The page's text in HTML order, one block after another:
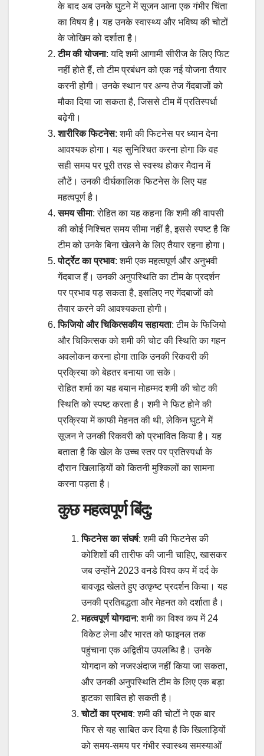
के बाद अब उनके घुटने में सूजन आना एक गंभीर चिंता
का विषय है। यह उनके स्वास्थ्य और भविष्य की चोटों
के जोखिम को दर्शाता है।
टीम की योजना: यदि शमी आगामी सीरीज के लिए फिट
नहीं होते हैं, तो टीम प्रबंधन को एक नई योजना तैयार
करनी होगी। उनके स्थान पर अन्य तेज गेंदबाजों को
मौका दिया जा सकता है, जिससे टीम में प्रतिस्पर्धा
बढ़ेगी।
शारीरिक फिटनेस: शमी की फिटनेस पर ध्यान देना
आवश्यक होगा। यह सुनिश्चित करना होगा कि वह
सही समय पर पूरी तरह से स्वस्थ होकर मैदान में
लौटें। उनकी दीर्घकालिक फिटनेस के लिए यह
महत्वपूर्ण है।
समय सीमा: रोहित का यह कहना कि शमी की वापसी
की कोई निश्चित समय सीमा नहीं है, इससे स्पष्ट है कि
टीम को उनके बिना खेलने के लिए तैयार रहना होगा।
पोर्ट्रेट का प्रभाव: शमी एक महत्वपूर्ण और अनुभवी
गेंदबाज हैं। उनकी अनुपस्थिति का टीम के प्रदर्शन
पर प्रभाव पड़ सकता है, इसलिए नए गेंदबाजों को
तैयार करने की आवश्यकता होगी।
फिजियो और चिकित्सकीय सहायता: टीम के फिजियो
और चिकित्सक को शमी की चोट की स्थिति का गहन
अवलोकन करना होगा ताकि उनकी रिकवरी की
प्रक्रिया को बेहतर बनाया जा सके।
रोहित शर्मा का यह बयान मोहम्मद शमी की चोट की
स्थिति को स्पष्ट करता है। शमी ने फिट होने की
प्रक्रिया में काफी मेहनत की थी, लेकिन घुटने में
सूजन ने उनकी रिकवरी को प्रभावित किया है। यह
बताता है कि खेल के उच्च स्तर पर प्रतिस्पर्धा के
दौरान खिलाड़ियों को कितनी मुश्किलों का सामना
करना पड़ता है।
कुछ महत्वपूर्ण बिंदु:
फिटनेस का संघर्ष: शमी की फिटनेस की
कोशिशों की तारीफ की जानी चाहिए, खासकर
जब उन्होंने 2023 वनडे विश्व कप में दर्द के
बावजूद खेलते हुए उत्कृष्ट प्रदर्शन किया। यह
उनकी प्रतिबद्धता और मेहनत को दर्शाता है।
महत्वपूर्ण योगदान: शमी का विश्व कप में 24
विकेट लेना और भारत को फाइनल तक
पहुंचाना एक अद्वितीय उपलब्धि है। उनके
योगदान को नजरअंदाज नहीं किया जा सकता,
और उनकी अनुपस्थिति टीम के लिए एक बड़ा
झटका साबित हो सकती है।
चोटों का प्रभाव: शमी की चोटों ने एक बार
फिर से यह साबित कर दिया है कि खिलाड़ियों
को समय-समय पर गंभीर स्वास्थ्य समस्याओं